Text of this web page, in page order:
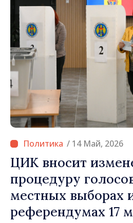
/ 14 Май, 2026
ЦИК вносит
процедуру
местных выборах
референдумах 17